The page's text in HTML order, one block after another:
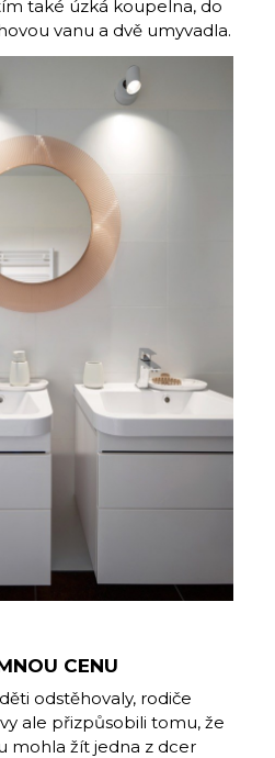
také úzká koupelna, do
vanu a dvě umyvadla.
CENU
odstěhovaly, rodiče
ale přizpůsobili tomu, že
mohla žít jedna z dcer